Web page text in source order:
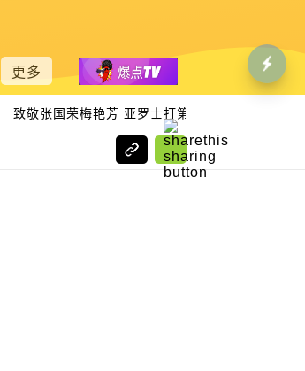
更多
致敬张国荣梅艳芳 亚罗士打第一狮子会慈善演唱会